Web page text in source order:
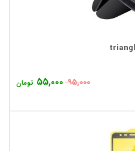
۹۵,۰۰۰ ۵۵,۰۰۰ تومان